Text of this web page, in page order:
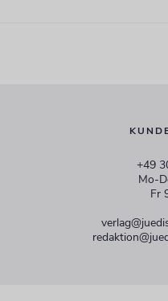
+49
Mo-
Fr